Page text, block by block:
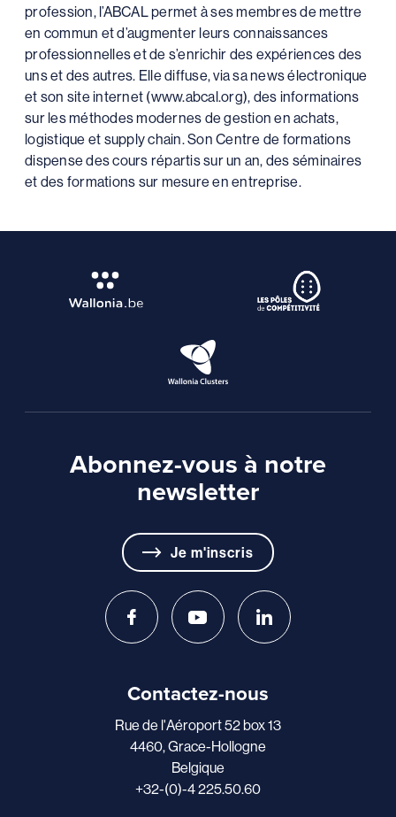
profession, l’ABCAL permet à ses membres de mettre
en commun et d’augmenter leurs connaissances
professionnelles et de s’enrichir des expériences des
uns et des autres. Elle diffuse, via sa news électronique
et son site internet (www.abcal.org), des informations
sur les méthodes modernes de gestion en achats,
logistique et supply chain. Son Centre de formations
dispense des cours répartis sur un an, des séminaires
et des formations sur mesure en entreprise.
Abonnez-vous à notre
newsletter
Je m'inscris
Contactez-nous
Rue de l'Aéroport 52 box 13
4460, Grace-Hollogne
Belgique
+32-(0)-4 225.50.60